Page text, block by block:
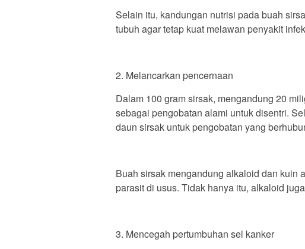
Selain itu, kandungan nutrisi pada buah
tubuh agar tetap kuat melawan penyakit
2. Melancarkan pencernaan
Dalam 100 gram sirsak, mengandung 20
sebagai pengobatan alami untuk disentri.
daun sirsak untuk pengobatan yang
Buah sirsak mengandung alkaloid dan kuin
parasit di usus. Tidak hanya itu, alkaloid
3. Mencegah pertumbuhan sel kanker